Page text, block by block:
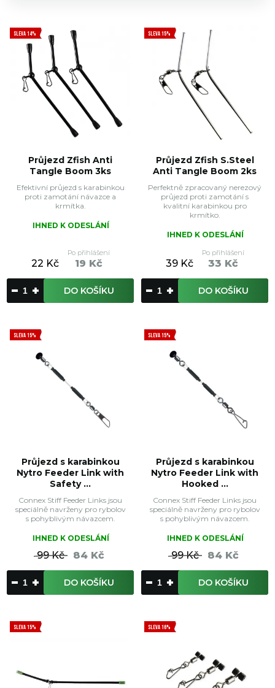
SLEVA 14%
Průjezd Zfish Anti
Tangle Boom 3ks
Efektivní průjezd s karabinkou
proti zamotání návazce a
krmítka.
IHNED K ODESLÁNÍ
22 Kč
Po přihlášení
19 Kč
DO KOŠÍKU
SLEVA 15%
Průjezd Zfish S.Steel
Anti Tangle Boom 2ks
Perfektně zpracovaný nerezový
průjezd proti zamotání s
kvalitní karabinkou pro
krmítko.
IHNED K ODESLÁNÍ
39 Kč
Po přihlášení
33 Kč
DO KOŠÍKU
SLEVA 15%
Průjezd s karabinkou
Nytro Feeder Link with
Safety ...
Connex Stiff Feeder Links jsou
speciálně navrženy pro rybolov
s pohyblivým návazcem.
IHNED K ODESLÁNÍ
99 Kč 84 Kč
DO KOŠÍKU
SLEVA 15%
Průjezd s karabinkou
Nytro Feeder Link with
Hooked ...
Connex Stiff Feeder Links jsou
speciálně navrženy pro rybolov
s pohyblivým návazcem.
IHNED K ODESLÁNÍ
99 Kč 84 Kč
DO KOŠÍKU
SLEVA 15% SLEVA 16%